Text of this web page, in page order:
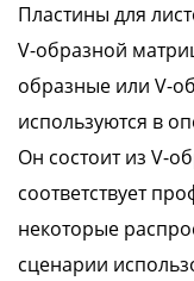
Пластины для
V-образной
образные или V-
используются в
Он состоит из V-
соответствует
некоторые
сценарии